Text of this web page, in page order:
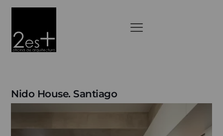
Nido House. Santiago